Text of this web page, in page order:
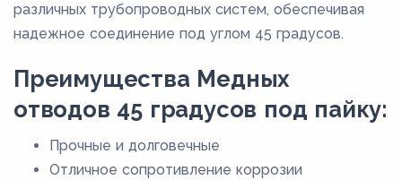
различных трубопроводных систем, обеспечивая
надежное соединение под углом 45 градусов.
Преимущества Медных
отводов 45 градусов под пайку:
Прочные и долговечные
Отличное сопротивление коррозии